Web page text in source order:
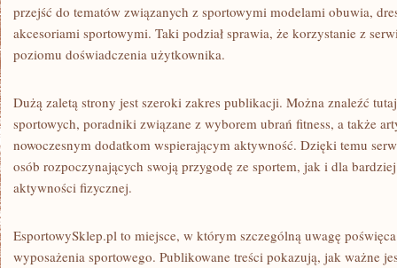
przejść do tematów związanych z sportowymi modelami obuwia,
akcesoriami sportowymi. Taki podział sprawia, że korzystanie z
poziomu doświadczenia użytkownika.
Dużą zaletą strony jest szeroki zakres publikacji. Można znaleźć
sportowych, poradniki związane z wyborem ubrań fitness, a także
nowoczesnym dodatkom wspierającym aktywność. Dzięki temu
osób rozpoczynających swoją przygodę ze sportem, jak i dla
aktywności fizycznej.
EsportowySklep.pl to miejsce, w którym szczególną uwagę
wyposażenia sportowego. Publikowane treści pokazują, jak ważne